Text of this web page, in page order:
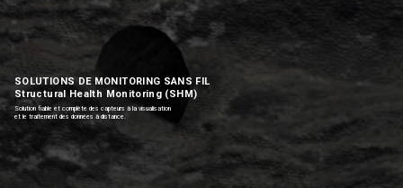
SOLUTIONS DE MONITORING SANS FIL
Structural Health Monitoring (SHM)
Solution fiable et complète des capteurs à la visualisation
et le traitement des données à distance.